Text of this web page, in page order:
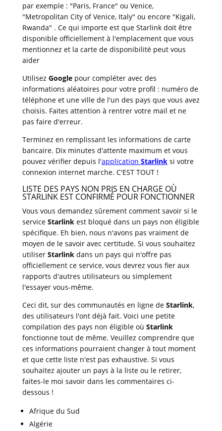
par exemple : "Paris, France" ou Venice,
"Metropolitan City of Venice, Italy" ou encore "Kigali,
Rwanda" . Ce qui importe est que Starlink doit être
disponible officiellement à l'emplacement que vous
mentionnez et la carte de disponibilité peut vous
aider
Utilisez Googlepour compléter avec des
informations aléatoires pour votre profil : numéro de
téléphone et une ville de l'un des pays que vous avez
choisis. Faites attention à rentrer votre mail et ne
pas faire d'erreur.
Terminez en remplissant les informations de carte
bancaire. Dix minutes d'attente maximum et vous
pouvez vérifier depuis l'application Starlinksi votre
connexion internet marche. C'EST TOUT !
LISTE DES PAYS NON PRIS EN CHARGE OÙ
STARLINK EST CONFIRMÉ POUR FONCTIONNER
Vous vous demandez sûrement comment savoir si le
service Starlinkest bloqué dans un pays non éligible
spécifique. Eh bien, nous n'avons pas vraiment de
moyen de le savoir avec certitude. Si vous souhaitez
utiliser Starlinkdans un pays qui n'offre pas
officiellement ce service, vous devrez vous fier aux
rapports d'autres utilisateurs ou simplement
l'essayer vous-même.
Ceci dit, sur des communautés en ligne de Starlink,
des utilisateurs l'ont déjà fait. Voici une petite
compilation des pays non éligible où Starlink
fonctionne tout de même. Veuillez comprendre que
ces informations pourraient changer à tout moment
et que cette liste n'est pas exhaustive. Si vous
souhaitez ajouter un pays à la liste ou le retirer,
faites-le moi savoir dans les commentaires ci-
dessous !
Afrique du Sud
Algérie